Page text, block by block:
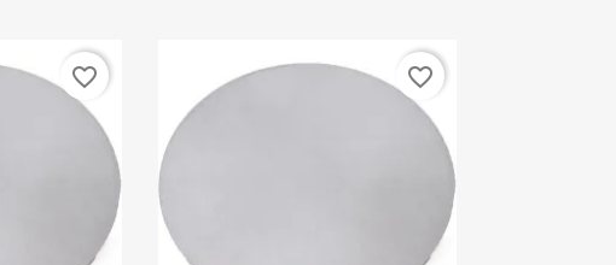
favorite_border favorite_border